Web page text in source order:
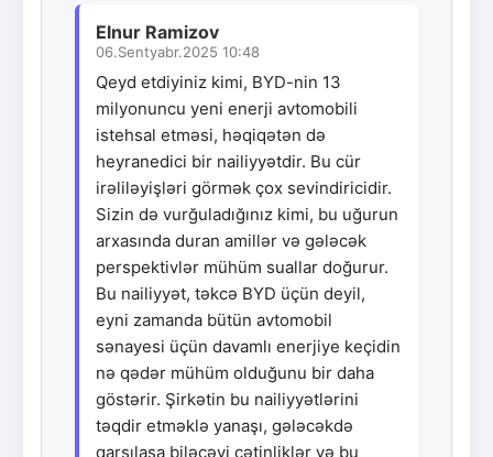
Elnur Ramizov
06.Sentyabr.2025 10:48
Qeyd etdiyiniz kimi, BYD-nin 13
milyonuncu yeni enerji avtomobili
istehsal etməsi, həqiqətən də
heyranedici bir nailiyyətdir. Bu cür
irəliləyişləri görmək çox sevindiricidir.
Sizin də vurğuladığınız kimi, bu uğurun
arxasında duran amillər və gələcək
perspektivlər mühüm suallar doğurur.
Bu nailiyyət, təkcə BYD üçün deyil,
eyni zamanda bütün avtomobil
sənayesi üçün davamlı enerjiye keçidin
nə qədər mühüm olduğunu bir daha
göstərir. Şirkətin bu nailiyyətlərini
təqdir etməklə yanaşı, gələcəkdə
qarşılaşa biləcəyi çətinliklər və bu